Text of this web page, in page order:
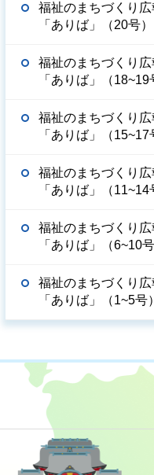
福祉のまちづくり
「ありば」（20号）
福祉のまちづくり
「ありば」（18~19
福祉のまちづくり
「ありば」（15~17
福祉のまちづくり
「ありば」（11~14
福祉のまちづくり
「ありば」（6~10号
福祉のまちづくり
「ありば」（1~5号）